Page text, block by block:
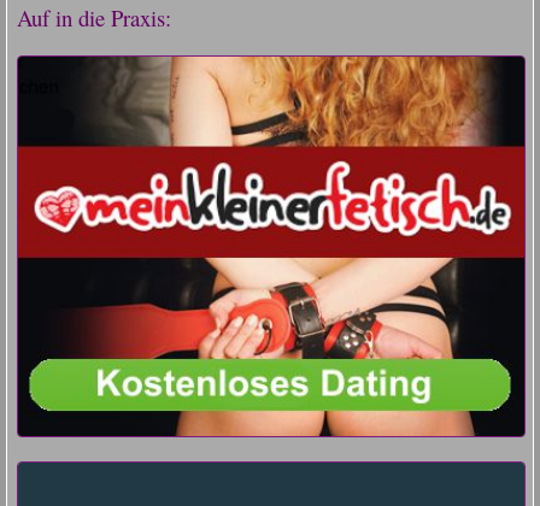
Auf in die Praxis: